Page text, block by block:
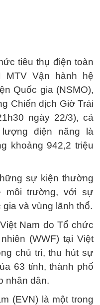
tiêu thụ điện toàn
MTV Vận hành hệ
Quốc gia (NSMO),
Chiến dịch Giờ Trái
ngày 22/3), cả
điện năng là
khoảng 942,2 triệu
sự kiện thường
môi trường, với sự
và vùng lãnh thổ.
Nam do Tổ chức
(WWF) tại Việt
chủ trì, thu hút sự
63 tỉnh, thành phố
nhân dân.
(EVN) là một trong